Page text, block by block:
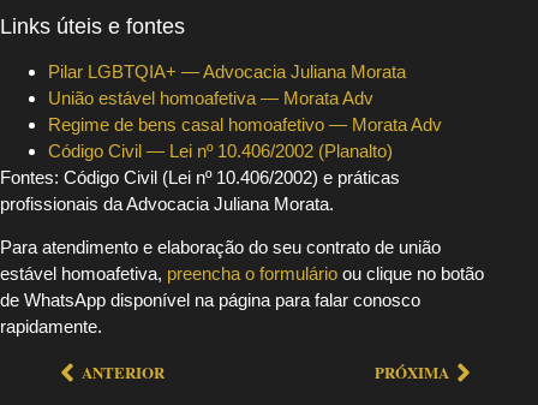
Links úteis e fontes
Pilar LGBTQIA+ — Advocacia Juliana Morata
União estável homoafetiva — Morata Adv
Regime de bens casal homoafetivo — Morata Adv
Código Civil — Lei nº 10.406/2002 (Planalto)
Fontes: Código Civil (Lei nº 10.406/2002) e práticas
profissionais da Advocacia Juliana Morata.
Para atendimento e elaboração do seu contrato de união
estável homoafetiva, preencha o formulário ou clique no botão
de WhatsApp disponível na página para falar conosco
rapidamente.
ANTERIOR PRÓXIMA